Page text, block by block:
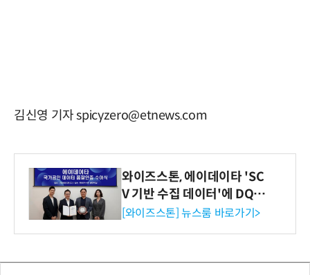
김신영 기자 spicyzero@etnews.com
와이즈스톤, 에이데이타 'SC
V 기반 수집 데이터'에 DQ인
증 최고 등급 수여
[와이즈스톤] 뉴스룸 바로가기>